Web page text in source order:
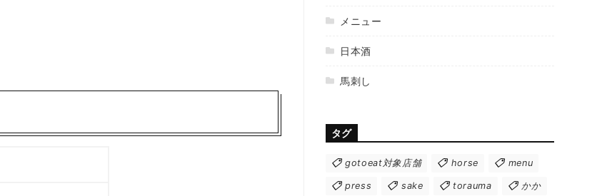
メニュー
日本酒
馬刺し
タグ
gotoeat対象店舗 horse menu
press sake torauma かか